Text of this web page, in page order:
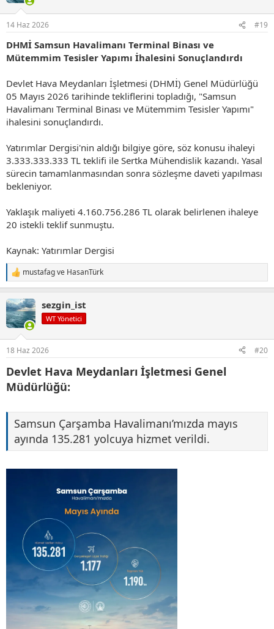
:
14 Haz 2026 #19
DHMİ Samsun Havalimanı Terminal Binası ve
Mütemmim Tesisler Yapımı İhalesini Sonuçlandırdı
Devlet Hava Meydanları İşletmesi (DHMİ) Genel Müdürlüğü
05 Mayıs 2026 tarihinde tekliflerini topladığı, "Samsun
Havalimanı Terminal Binası ve Mütemmim Tesisler Yapımı"
ihalesini sonuçlandırdı.
Yatırımlar Dergisi'nin aldığı bilgiye göre, söz konusu ihaleyi
3.333.333.333 TL teklifi ile Sertka Mühendislik kazandı. Yasal
sürecin tamamlanmasından sonra sözleşme daveti yapılması
bekleniyor.
Yaklaşık maliyeti 4.160.756.286 TL olarak belirlenen ihaleye
20 istekli teklif sunmuştu.
Kaynak: Yatırımlar Dergisi
T
e
k
i
l
:
mustafagve HasanTürk
sezgin_ist
WT Yönetici
18 Haz 2026 #20
Devlet Hava Meydanları İşletmesi Genel
Müdürlüğü:
Samsun Çarşamba Havalimanı’mızda mayıs
ayında 135.281 yolcuya hizmet verildi.